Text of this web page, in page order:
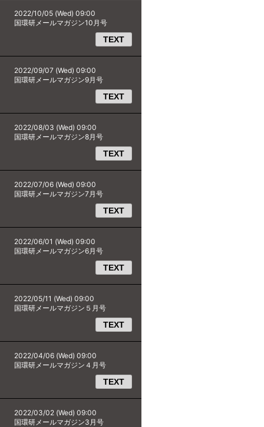
2022/10/05 (Wed) 09:00
国環研メールマガジン10月号
TEXT
2022/09/07 (Wed) 09:00
国環研メールマガジン9月号
TEXT
2022/08/03 (Wed) 09:00
国環研メールマガジン8月号
TEXT
2022/07/06 (Wed) 09:00
国環研メールマガジン7月号
TEXT
2022/06/01 (Wed) 09:00
国環研メールマガジン6月号
TEXT
2022/05/11 (Wed) 09:00
国環研メールマガジン５月号
TEXT
2022/04/06 (Wed) 09:00
国環研メールマガジン４月号
TEXT
2022/03/02 (Wed) 09:00
国環研メールマガジン3月号